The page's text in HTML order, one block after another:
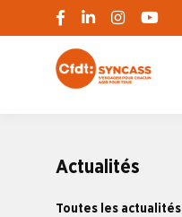
Actualités
Toutes les actualités